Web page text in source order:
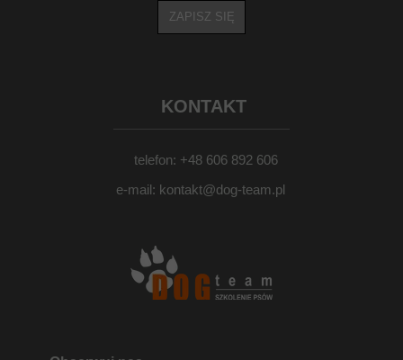
ZAPISZ SIĘ
telefon: +48 606 892 606
KONTAKT
e-mail: kontakt@dog-team.pl